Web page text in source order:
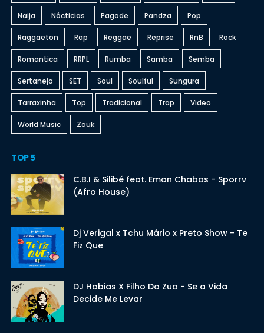
Naija Nócticias Pagode Pandza Pop
Raggaeton Rap Reggae Reprise RnB Rock
Romantica RRPL Rumba Samba Semba
Sertanejo SET Soul Soulful Sungura
Tarraxinha Top Tradicional Trap Video
World Music Zouk
TOP 5
C.B.I & Silibé feat. Eman Chabas - Sporrv
(Afro House)
Dj Verigal x Tchu Mário x Preto Show - Te
Fiz Que
DJ Habias X Filho Do Zua - Se a Vida
Decide Me Levar